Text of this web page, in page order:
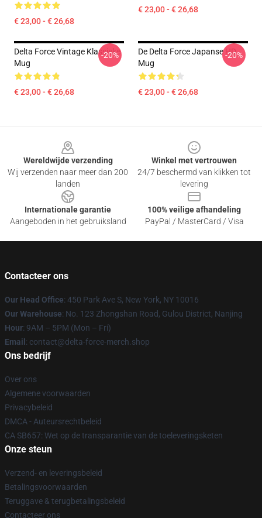
€ 23,00 - € 26,68
€ 23,00 - € 26,68
Delta Force Vintage Klassieke
Mug
€ 23,00 - € 26,68
-20%
De Delta Force Japanse HD
Mug
€ 23,00 - € 26,68
-20%
Wereldwijde verzending
Wij verzenden naar meer dan 200
landen
Winkel met vertrouwen
24/7 beschermd van klikken tot
levering
Internationale garantie
Aangeboden in het gebruiksland
100% veilige afhandeling
PayPal / MasterCard / Visa
Contacteer ons
Our Head Office: 450 Park Ave S, New York, NY 10016
Our Warehouse: No. 123 Zhongshan Road, Gulou District, Nanjing
Hour: 9AM – 5PM (Mon – Fri)
Email : contact@delta-force-merch.shop
Ons bedrijf
Over ons
Algemene voorwaarden
Privacybeleid
DMCA - Auteursrechtbeleid
CA SB657: Wet op de transparantie van de toeleveringsketen
Onze steun
Verzend- en leveringsbeleid
Betalingsvoorwaarden
Teruggave & terugbetalingsbeleid
Contacteer ons